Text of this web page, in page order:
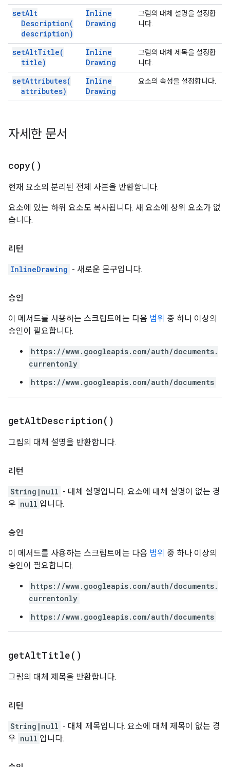
setAlt
Description(
description)
Inline
Drawing
그림의 대체 설명을 설정합
니다.
setAltTitle(
title)
Inline
Drawing
그림의 대체 제목을 설정합
니다.
setAttributes(
attributes)
Inline
Drawing
요소의 속성을 설정합니다.
자세한 문서
copy( )
현재 요소의 분리된 전체 사본을 반환합니다.
요소에 있는 하위 요소도 복사됩니다. 새 요소에 상위 요소가 없
습니다.
리턴
InlineDrawing - 새로운 문구입니다.
승인
이 메서드를 사용하는 스크립트에는 다음 범위 중 하나 이상의
승인이 필요합니다.
https://www.googleapis.com/auth/documents.
currentonly
https://www.googleapis.com/auth/documents
getAltDescription( )
그림의 대체 설명을 반환합니다.
리턴
String|null - 대체 설명입니다. 요소에 대체 설명이 없는 경
우 null 입니다.
승인
이 메서드를 사용하는 스크립트에는 다음 범위 중 하나 이상의
승인이 필요합니다.
https://www.googleapis.com/auth/documents.
currentonly
https://www.googleapis.com/auth/documents
getAltTitle( )
그림의 대체 제목을 반환합니다.
리턴
String|null - 대체 제목입니다. 요소에 대체 제목이 없는 경
우 null 입니다.